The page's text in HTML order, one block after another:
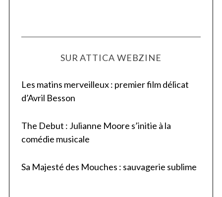
SUR ATTICA WEBZINE
Les matins merveilleux : premier film délicat
d’Avril Besson
The Debut : Julianne Moore s’initie à la
comédie musicale
Sa Majesté des Mouches : sauvagerie sublime